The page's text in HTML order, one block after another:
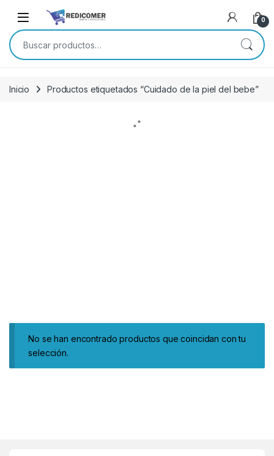
0
Buscar por:
Inicio Productos etiquetados “Cuidado de la piel del bebe”
No se han encontrado productos que coincidan con tu
selección.